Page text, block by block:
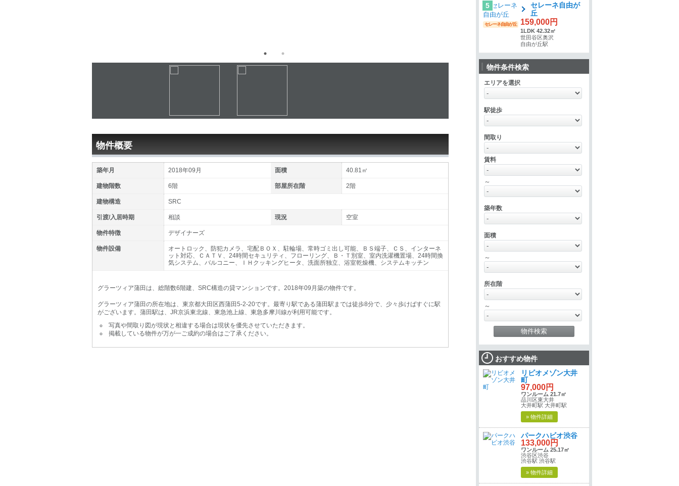
物件概要
築年月 2018年09月 面積 40.81㎡
建物階数 6階 部屋所在階 2階
建物構造 SRC
引渡/入居時期 相談 現況 空室
物件特徴 デザイナーズ
物件設備
オートロック、防犯カメラ、宅配ＢＯＸ、駐輪場、常時ゴミ出し可能、ＢＳ端子、ＣＳ、インターネ
ット対応、ＣＡＴＶ、24時間セキュリティ、フローリング、Ｂ・Ｔ別室、室内洗濯機置場、24時間換
気システム、バルコニー、ＩＨクッキングヒータ、洗面所独立、浴室乾燥機、システムキッチン
グラーツィア蒲田は、総階数6階建、SRC構造の貸マンションです。2018年09月築の物件です。
グラーツィア蒲田の所在地は、東京都大田区西蒲田5-2-20です。最寄り駅である蒲田駅までは徒歩8分で、少々歩けばすぐに駅
がございます。蒲田駅は、JR京浜東北線、東急池上線、東急多摩川線が利用可能です。
写真や間取り図が現状と相違する場合は現状を優先させていただきます。
掲載している物件が万が一ご成約の場合はご了承ください。
5
セレーネ自由が丘
セレーネ自由が
丘
159,000円
1LDK 42.32㎡
世田谷区奥沢
自由が丘駅
物件条件検索
エリアを選択
駅徒歩
間取り
賃料
～
築年数
面積
～
所在階
～
おすすめ物件
リビオメゾン大井
町
97,000円
ワンルーム 21.7㎡
品川区東大井
大井町駅 大井町駅
» 物件詳細
パークハビオ渋谷
133,000円
ワンルーム 25.17㎡
渋谷区渋谷
渋谷駅 渋谷駅
» 物件詳細